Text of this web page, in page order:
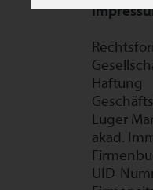
Haftung
Luger
akad.
UID-